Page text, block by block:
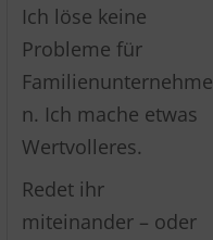
Ich löse keine
Probleme für
Familienunternehme
n. Ich mache etwas
Wertvolleres.
Redet ihr
miteinander – oder